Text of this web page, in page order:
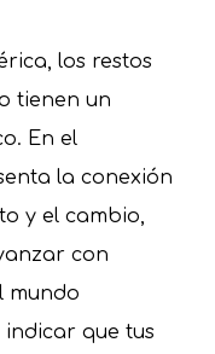
los restos
tienen un
En el
la conexión
y el cambio,
con
mundo
que tus